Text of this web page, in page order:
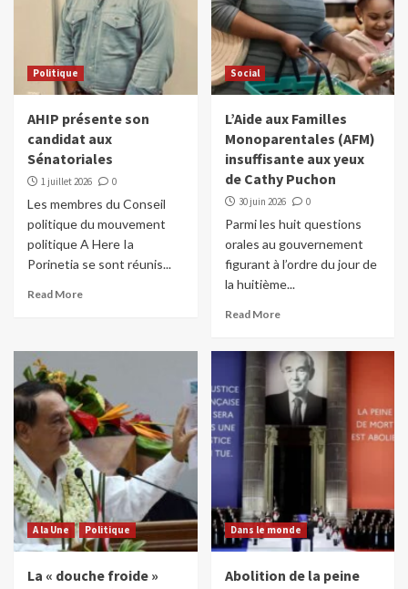
Politique
AHIP présente son
candidat aux
Sénatoriales
1 juillet 2026 0
Les membres du Conseil
politique du mouvement
politique A Here Ia
Porinetia se sont réunis...
Read More
Social
L’Aide aux Familles
Monoparentales (AFM)
insuffisante aux yeux
de Cathy Puchon
30 juin 2026 0
Parmi les huit questions
orales au gouvernement
figurant à l’ordre du jour de
la huitième...
Read More
A la Une Politique
La « douche froide »
Dans le monde
Abolition de la peine